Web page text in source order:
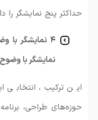
حداکثر پنج نمایشگر را
۴ نمایشگر با وضوح ۶K و نرخ ۶۰ هرتز +
نمایشگر با وضوح ۴K و نرخ ۱۴۴ هرتز
این ترکیب، انتخابی
حوزه‌های طراحی،